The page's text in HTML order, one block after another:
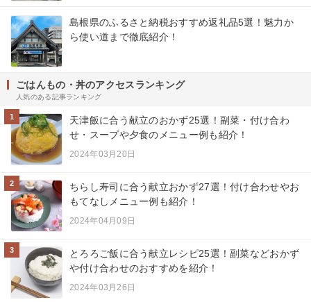
島根県のふるさと納税おすすめ返礼品5選！魅力か
ら使い道まで徹底紹介！
ごはんもの・丼のアクセスランキング
人気のある記事ランキング
1
天津飯に合う献立のおかず25選！副菜・付け合わ
せ・スープや夕食のメニュー例も紹介！
2024年03月20日
2
ちらし寿司に合う献立おかず27選！付け合わせやお
もてなしメニュー例も紹介！
2024年04月09日
3
とろろご飯に合う献立レシピ25選！副菜などおかず
や付け合わせのおすすめを紹介！
2024年03月26日